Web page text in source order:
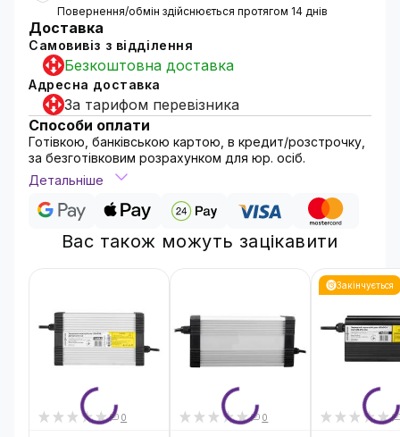
Повернення/обмін здійснюється протягом 14 днів
Доставка
Самовивіз з відділення
Безкоштовна доставка
Адресна доставка
За тарифом перевізника
Способи оплати
Готівкою, банківською картою, в кредит/розстрочку,
за безготівковим розрахунком для юр. осіб.
Детальніше
Вас також можуть зацікавити
0 0
Закінчується